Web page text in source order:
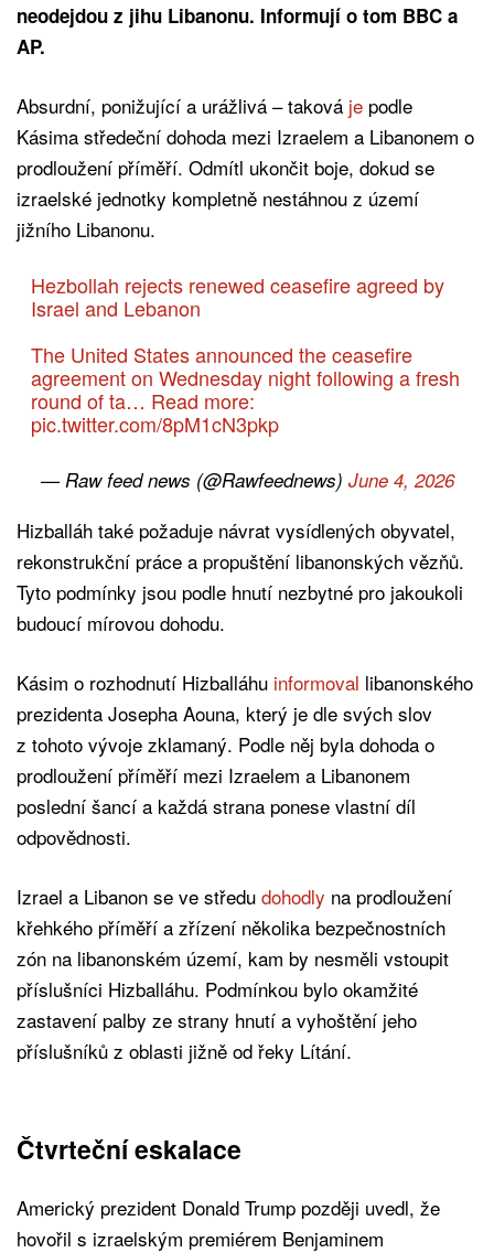
neodejdou z jihu Libanonu. Informují o tom BBC a
AP.
Absurdní, ponižující a urážlivá – taková je podle
Kásima středeční dohoda mezi Izraelem a Libanonem o
prodloužení příměří. Odmítl ukončit boje, dokud se
izraelské jednotky kompletně nestáhnou z území
jižního Libanonu.
Hezbollah rejects renewed ceasefire agreed by
Israel and Lebanon
The United States announced the ceasefire
agreement on Wednesday night following a fresh
round of ta… Read more:
pic.twitter.com/8pM1cN3pkp
— Raw feed news (@Rawfeednews) June 4, 2026
Hizballáh také požaduje návrat vysídlených obyvatel,
rekonstrukční práce a propuštění libanonských vězňů.
Tyto podmínky jsou podle hnutí nezbytné pro jakoukoli
budoucí mírovou dohodu.
Kásim o rozhodnutí Hizballáhu informoval libanonského
prezidenta Josepha Aouna, který je dle svých slov
z tohoto vývoje zklamaný. Podle něj byla dohoda o
prodloužení příměří mezi Izraelem a Libanonem
poslední šancí a každá strana ponese vlastní díl
odpovědnosti.
Izrael a Libanon se ve středu dohodly na prodloužení
křehkého příměří a zřízení několika bezpečnostních
zón na libanonském území, kam by nesměli vstoupit
příslušníci Hizballáhu. Podmínkou bylo okamžité
zastavení palby ze strany hnutí a vyhoštění jeho
příslušníků z oblasti jižně od řeky Lítání.
Čtvrteční eskalace
Americký prezident Donald Trump později uvedl, že
hovořil s izraelským premiérem Benjaminem